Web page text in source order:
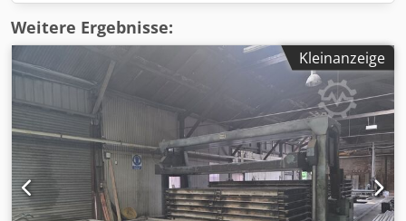
Weitere Ergebnisse:
Kleinanzeige